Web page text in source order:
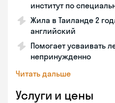
институт по
Жила в Таиланде 2
английский
Помогает усваивать
непринужденно
Читать дальше
Услуги и цены